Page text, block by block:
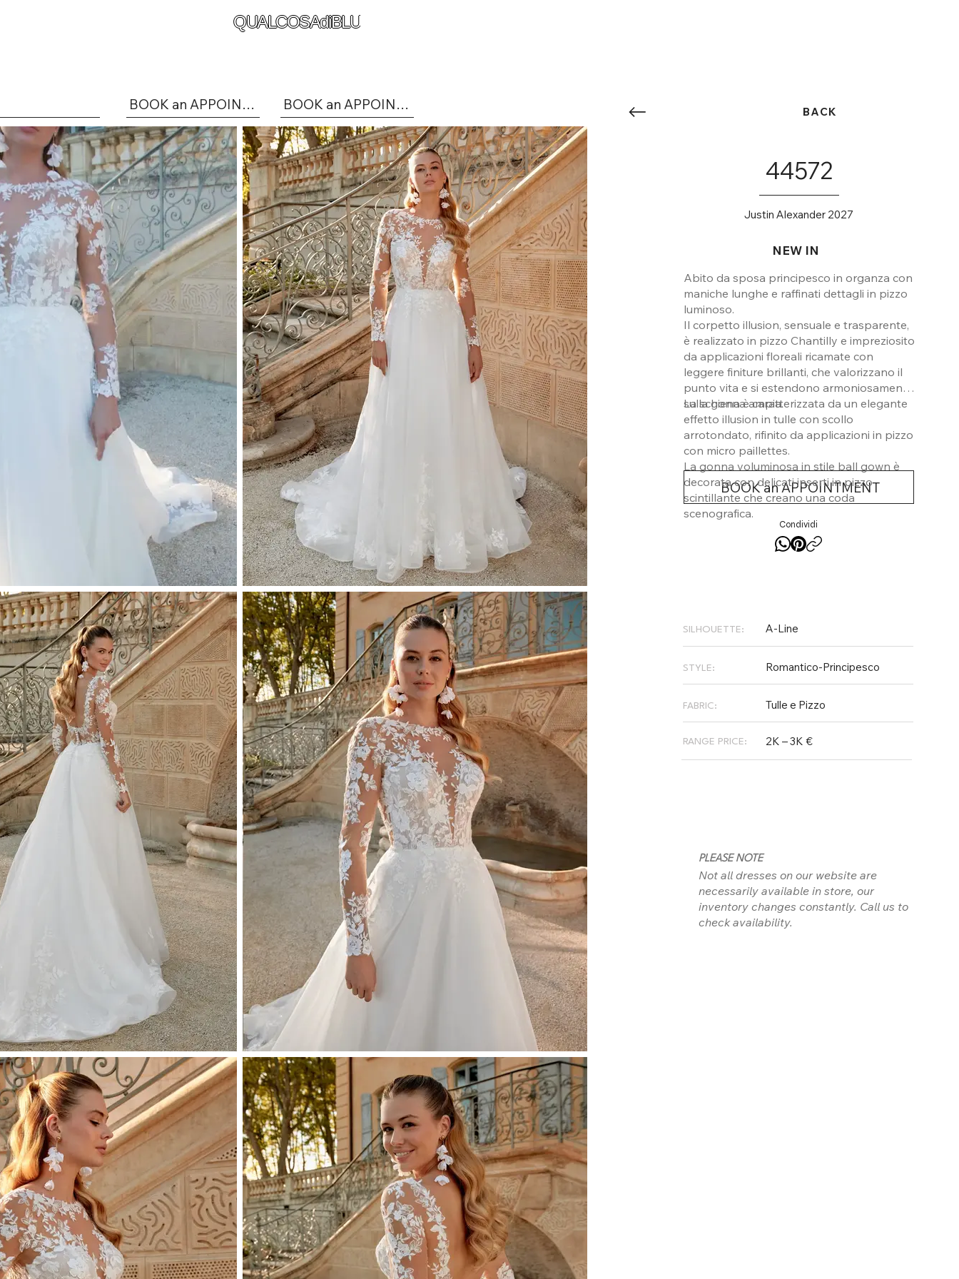
QUALCOSAdiBLU
BOOK an APPOINTMENT BOOK an APPOINTMENT BACK
NEW IN
BOOK an APPOINTMENT
Condividi
SILHOUETTE: A-Line
STYLE: Romantico-Principesco
FABRIC: Tulle e Pizzo
RANGE PRICE: 2K – 3K €
PLEASE NOTE
Not all dresses on our website are
necessarily available in store, our
inventory changes constantly. Call us to
check availability.
44572
Justin Alexander 2027
Abito da sposa principesco in organza con
maniche lunghe e raffinati dettagli in pizzo
luminoso.
Il corpetto illusion, sensuale e trasparente,
è realizzato in pizzo Chantilly e impreziosito
da applicazioni floreali ricamate con
leggere finiture brillanti, che valorizzano il
punto vita e si estendono armoniosamente
sulla gonna ampia.
La schiena è caratterizzata da un elegante
effetto illusion in tulle con scollo
arrotondato, rifinito da applicazioni in pizzo
con micro paillettes.
La gonna voluminosa in stile ball gown è
decorata con delicati inserti in pizzo
scintillante che creano una coda
scenografica.